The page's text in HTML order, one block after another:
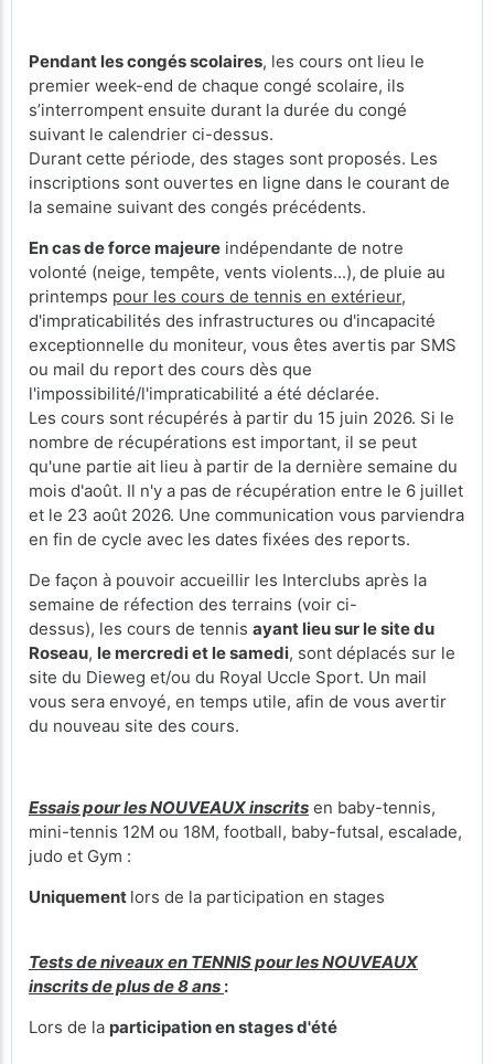
Pendant les congés scolaires, les cours ont lieu le
premier week-end de chaque congé scolaire, ils
s’interrompent ensuite durant la durée du congé
suivant le calendrier ci-dessus.
Durant cette période, des stages sont proposés. Les
inscriptions sont ouvertes en ligne dans le courant de
la semaine suivant des congés précédents.
En cas de force majeure indépendante de notre
volonté (neige, tempête, vents violents...), de pluie au
printemps pour les cours de tennis en extérieur,
d'impraticabilités des infrastructures ou d'incapacité
exceptionnelle du moniteur, vous êtes avertis par SMS
ou mail du report des cours dès que
l'impossibilité/l'impraticabilité a été déclarée.
Les cours sont récupérés à partir du 15 juin 2026. Si le
nombre de récupérations est important, il se peut
qu'une partie ait lieu à partir de la dernière semaine du
mois d'août. Il n'y a pas de récupération entre le 6 juillet
et le 23 août 2026. Une communication vous parviendra
en fin de cycle avec les dates fixées des reports.
De façon à pouvoir accueillir les Interclubs après la
semaine de réfection des terrains (voir ci-
dessus), les cours de tennis ayant lieu sur le site du
Roseau, le mercredi et le samedi, sont déplacés sur le
site du Dieweg et/ou du Royal Uccle Sport. Un mail
vous sera envoyé, en temps utile, afin de vous avertir
du nouveau site des cours.
Essais pour les NOUVEAUX inscrits en baby-tennis,
mini-tennis 12M ou 18M, football, baby-futsal, escalade,
judo et Gym :
Uniquement lors de la participation en stages
Tests de niveaux en TENNIS pour les NOUVEAUX
inscrits de plus de 8 ans :
Lors de la participation en stages d'été